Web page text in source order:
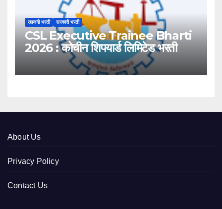
खाजगी भरती सरकारी भरती
CSL Executive Trainee Bharti
2026 : कोचीन शिपयार्ड लिमिटेड भरती
About Us
Privacy Policy
Contact Us